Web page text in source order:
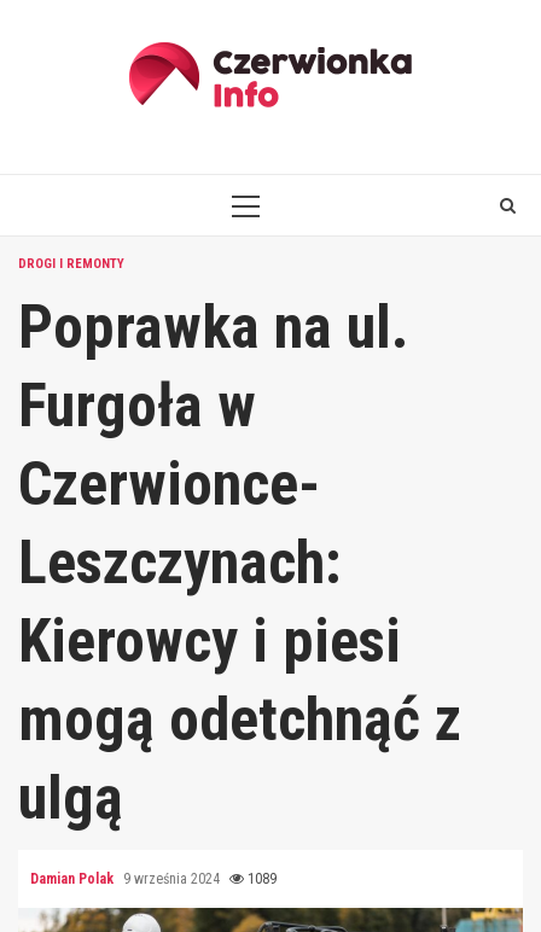
PRIMARY
DROGI I REMONTY
Poprawka na ul.
Furgoła w
Czerwionce-
Leszczynach:
Kierowcy i piesi
mogą odetchnąć z
ulgą
Damian Polak 9 września 2024 1089